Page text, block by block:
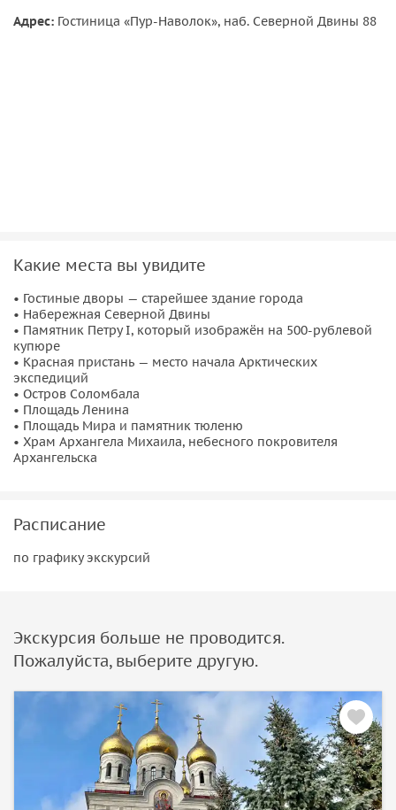
тайны старинных мастеровых и корабельных верфей.
Адрес: Гостиница «Пур-Наволок», наб. Северной Двины 88
Какие места вы увидите
• Гостиные дворы — старейшее здание города
• Набережная Северной Двины
• Памятник Петру I, который изображён на 500-рублевой
купюре
• Красная пристань — место начала Арктических
экспедиций
• Остров Соломбала
• Площадь Ленина
• Площадь Мира и памятник тюленю
• Храм Архангела Михаила, небесного покровителя
Архангельска
Расписание
по графику экскурсий
Экскурсия больше не проводится.
Пожалуйста, выберите другую.